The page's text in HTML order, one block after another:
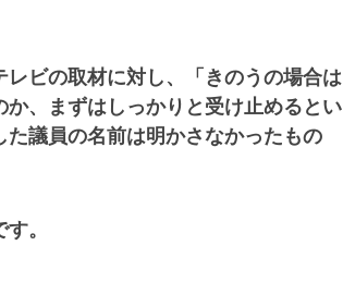
ビの取材に対し、「きのうの場合は
、まずはしっかりと受け止めるとい
議員の名前は明かさなかったもの
。